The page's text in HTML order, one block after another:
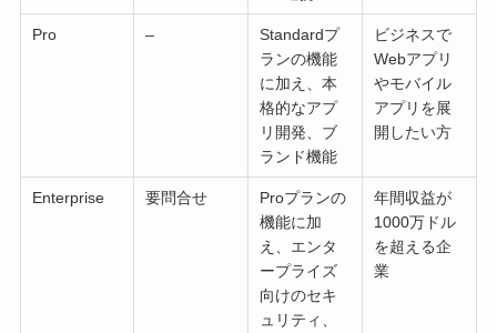
Pro –
Standardプ
ランの機能
に加え、本
格的なアプ
リ開発、ブ
ランド機能
ビジネスで
Webアプリ
やモバイル
アプリを展
開したい方
Enterprise 要問合せ
Proプランの
機能に加
え、エンタ
ープライズ
向けのセキ
ュリティ、
年間収益が
1000万ドル
を超える企
業